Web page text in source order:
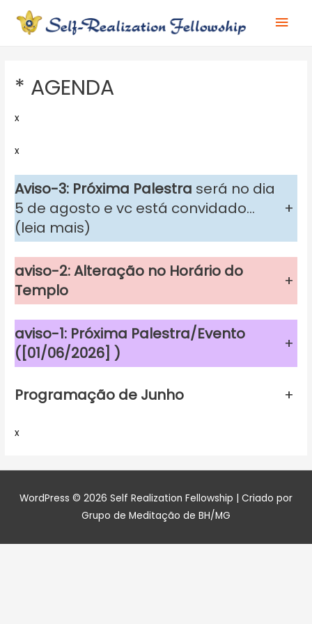
para
* AGENDA
x
x
Aviso-3: Próxima Palestra será no dia
5 de agosto e vc está convidado…
(leia mais)
+
aviso-2: Alteração no Horário do
Templo
+
aviso-1: Próxima Palestra/Evento
([01/06/2026] )
+
Programação de Junho +
x
WordPress © 2026 Self Realization Fellowship | Criado por
Grupo de Meditação de BH/MG